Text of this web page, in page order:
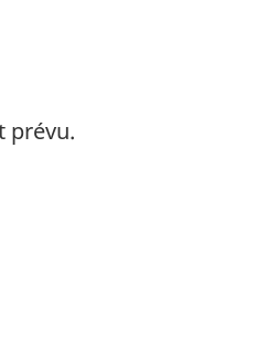
prévu.